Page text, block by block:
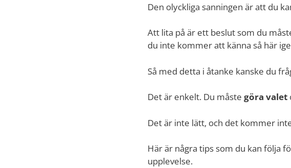
Den olyckliga sanningen är att du
Att lita på är ett beslut som du
du inte kommer att känna så här
Så med detta i åtanke kanske du
Det är enkelt. Du måste göra valet
Det är inte lätt, och det kommer
Här är några tips som du kan följa
upplevelse.